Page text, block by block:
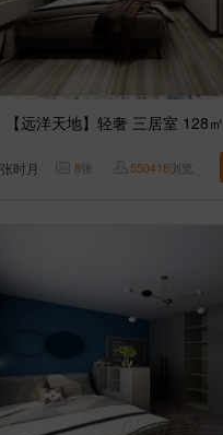
【远洋天地】轻奢 三居室 128㎡
张时月 8张 550418浏览